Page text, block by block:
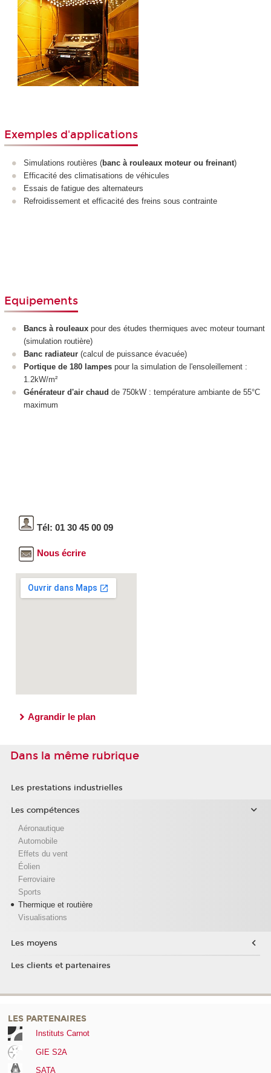
Exemples d'applications
Simulations routières (banc à rouleaux moteur ou freinant)
Efficacité des climatisations de véhicules
Essais de fatigue des alternateurs
Refroidissement et efficacité des freins sous contrainte
Equipements
Bancs à rouleaux pour des études thermiques avec moteur tournant
(simulation routière)
Banc radiateur (calcul de puissance évacuée)
Portique de 180 lampes pour la simulation de l'ensoleillement :
1.2kW/m²
Générateur d'air chaud de 750kW : température ambiante de 55°C
maximum
Tél: 01 30 45 00 09
Nous écrire
Agrandir le plan
Dans la même rubrique
Les prestations industrielles
Les compétences
Aéronautique
Automobile
Effets du vent
Éolien
Ferroviaire
Sports
Thermique et routière
Visualisations
Les moyens
Les clients et partenaires
LES PARTENAIRES
Instituts Carnot
GIE S2A
SATA